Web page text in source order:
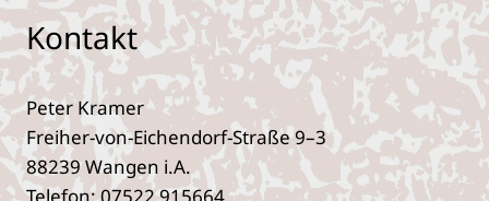
Kontakt
Peter Kramer
Freiher-von-Eichendorf-Straße 9–3
88239 Wangen i.A.